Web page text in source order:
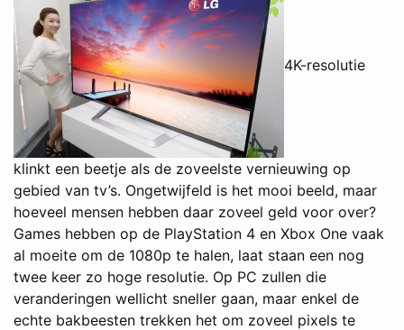
4K-resolutie
klinkt een beetje als de zoveelste vernieuwing op
gebied van tv’s. Ongetwijfeld is het mooi beeld, maar
hoeveel mensen hebben daar zoveel geld voor over?
Games hebben op de PlayStation 4 en Xbox One vaak
al moeite om de 1080p te halen, laat staan een nog
twee keer zo hoge resolutie. Op PC zullen die
veranderingen wellicht sneller gaan, maar enkel de
echte bakbeesten trekken het om zoveel pixels te